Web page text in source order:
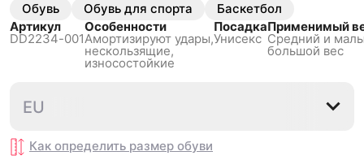
Обувь Обувь для спорта
Баскетбол
Артикул
DD2234-001
Особенности
Амортизируют удары,
нескользящиe,
износостойкие
Посадка
Унисекс
Применимый
Средний и
большой вес
38
EU
Как определить размер обуви